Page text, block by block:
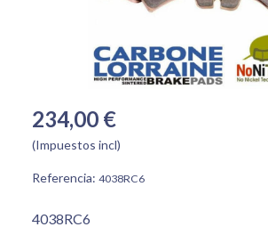
234,00 €
(Impuestos incl)
Referencia: 4038RC6
4038RC6